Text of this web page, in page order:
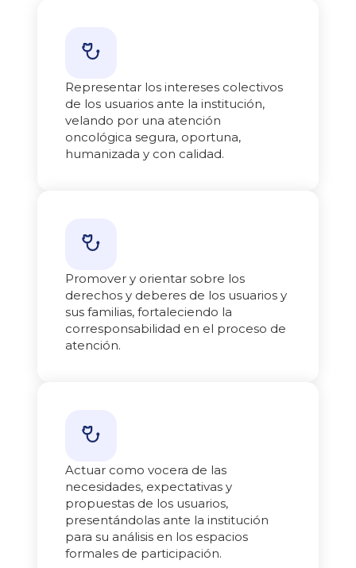
Representar los intereses colectivos
de los usuarios ante la institución,
velando por una atención
oncológica segura, oportuna,
humanizada y con calidad.
Promover y orientar sobre los
derechos y deberes de los usuarios y
sus familias, fortaleciendo la
corresponsabilidad en el proceso de
atención.
Actuar como vocera de las
necesidades, expectativas y
propuestas de los usuarios,
presentándolas ante la institución
para su análisis en los espacios
formales de participación.